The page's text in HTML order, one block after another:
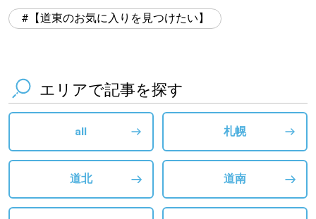
【道東のお気に入りを見つけたい】
エリアで記事を探す
all 札幌
道北 道南